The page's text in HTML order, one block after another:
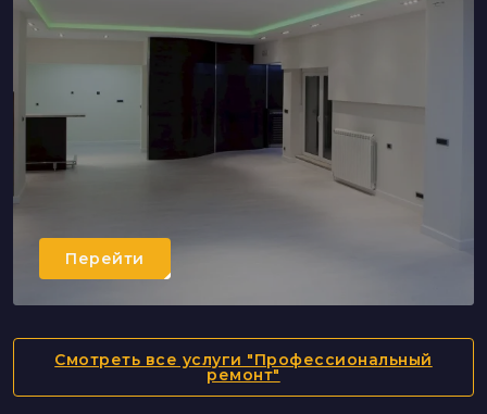
Перейти
Смотреть все услуги "Профессиональный
ремонт"